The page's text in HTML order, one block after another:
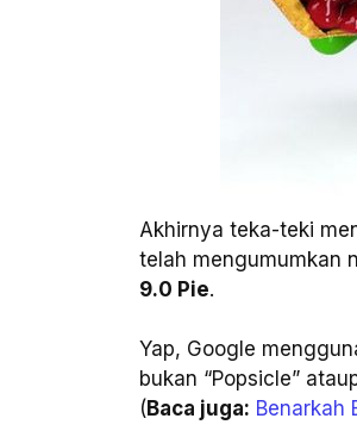
Akhirnya teka-teki
telah mengumumkan
9.0 Pie.
Yap, Google
bukan “Popsicle”
( Baca juga: Benarkah